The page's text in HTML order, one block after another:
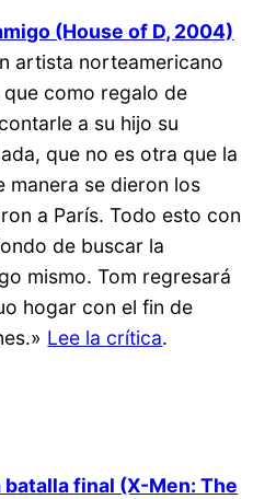
(House of D, 2004)
artista norteamericano
como regalo de
a su hijo su
que no es otra que la
manera se dieron los
a París. Todo esto con
de buscar la
mismo. Tom regresará
hogar con el fin de
Lee la crítica.
batalla final (X-Men: The